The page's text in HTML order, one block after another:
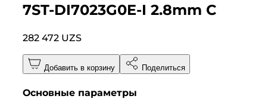
7ST-DI7023G0E-I 2.8mm C
282 472 UZS
Добавить в корзину Поделиться
Основные параметры